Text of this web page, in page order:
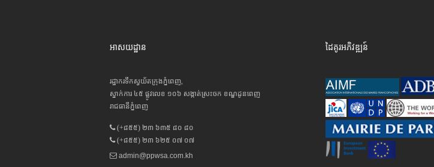
អាសយដ្ឋាន
រដ្ឋាករទឹកស្វយ័តក្រុងភ្នំពេញ,
ស្នាក់ការ ៤៥ ផ្លូវលេខ ១០៦ សង្កាត់ស្រះចក ខណ្ឌដូនពេញ
រាជធានីភ្នំពេញ
(+៨៥៥) ២៣ ៦៣៥ ៨០ ៨០
(+៨៥៥) ២៣ ៦២៥ ០៧ ០៧
admin@ppwsa.com.kh
ដៃគូរអភិវឌ្ឍន៍